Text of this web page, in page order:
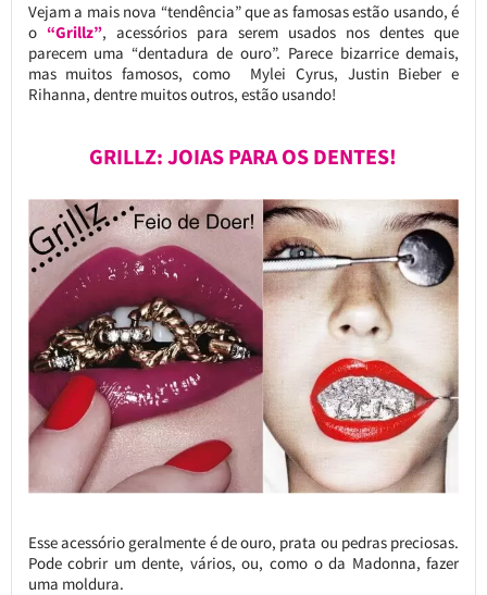
Vejam a mais nova “tendência” que as famosas estão usando, é
o “Grillz”, acessórios para serem usados nos dentes que
parecem uma “dentadura de ouro”. Parece bizarrice demais,
mas muitos famosos, como Mylei Cyrus, Justin Bieber e
Rihanna, dentre muitos outros, estão usando!
GRILLZ: JOIAS PARA OS DENTES!
Esse acessório geralmente é de ouro, prata ou pedras preciosas.
Pode cobrir um dente, vários, ou, como o da Madonna, fazer
uma moldura.